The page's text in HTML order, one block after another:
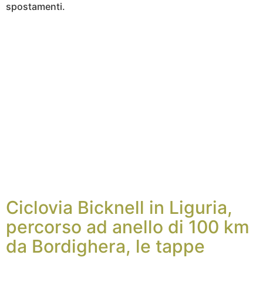
spostamenti.
Ciclovia Bicknell in Liguria,
percorso ad anello di 100 km
da Bordighera, le tappe